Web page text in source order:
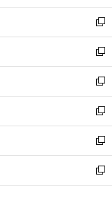
開
く
ウ
で
開
く
ン
ド
ウ
で
開
く
新
し
い
ウ
ィ
ン
ド
ウ
で
開
く
新
し
い
ウ
ィ
ン
ド
ウ
で
開
新
し
い
ウ
ィ
ン
ド
ウ
新
し
い
ウ
ィ
ン
新
し
い
ウ
新
し